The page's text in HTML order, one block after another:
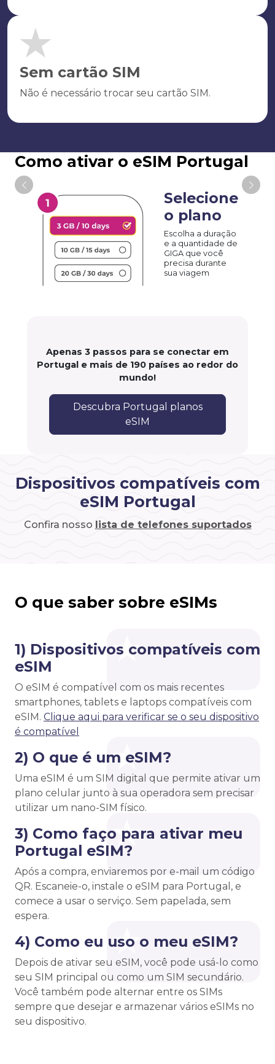
Sem cartão SIM
Não é necessário trocar seu cartão SIM.
Como ativar o eSIM Portugal
Selecione
o plano
Escolha a duração
e a quantidade de
GIGA que você
precisa durante
sua viagem
Apenas 3 passos para se conectar em
Portugal e mais de 190 países ao redor do
mundo!
Descubra Portugal planos
eSIM
Dispositivos compatíveis com
eSIM Portugal
Confira nosso lista de telefones suportados
O que saber sobre eSIMs
1) Dispositivos compatíveis com
eSIM
O eSIM é compatível com os mais recentes
smartphones, tablets e laptops compatíveis com
eSIM. Clique aqui para verificar se o seu dispositivo
é compatível
2) O que é um eSIM?
Uma eSIM é um SIM digital que permite ativar um
plano celular junto à sua operadora sem precisar
utilizar um nano-SIM físico.
3) Como faço para ativar meu
Portugal eSIM?
Após a compra, enviaremos por e-mail um código
QR. Escaneie-o, instale o eSIM para Portugal, e
comece a usar o serviço. Sem papelada, sem
espera.
4) Como eu uso o meu eSIM?
Depois de ativar seu eSIM, você pode usá-lo como
seu SIM principal ou como um SIM secundário.
Você também pode alternar entre os SIMs
sempre que desejar e armazenar vários eSIMs no
seu dispositivo.